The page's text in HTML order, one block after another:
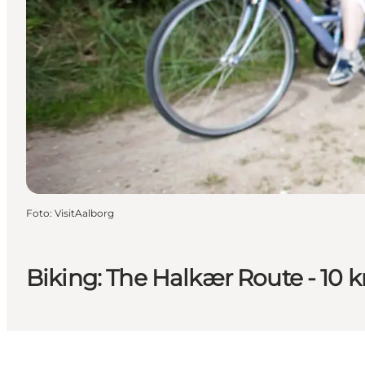
Biking: The Halkær Route - 10
Foto: VisitAalborg